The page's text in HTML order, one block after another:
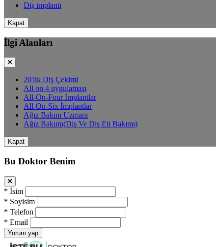
Diş implantı
Kapat
İlgi Alanları
20'lik Diş Çekimi
All on 4 uygulaması
All-On-Four İmplantlar
All-On-Six İmplantlar
Ağız Bakım Uzmanı
Ağız Bakımı(Diş Ve Diş Eti Bakımı)
Kapat
Bu Doktor Benim
* İsim
* Soyisim
* Telefon
* Email
Yorum yap